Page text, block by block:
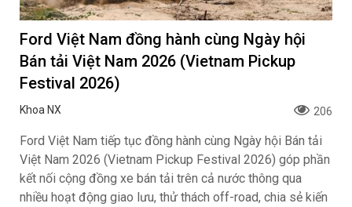
Ford Việt Nam đồng hành cùng Ngày hội
Bán tải Việt Nam 2026 (Vietnam Pickup
Festival 2026)
Khoa NX 206
Ford Việt Nam tiếp tục đồng hành cùng Ngày hội Bán tải
Việt Nam 2026 (Vietnam Pickup Festival 2026) góp phần
kết nối cộng đồng xe bán tải trên cả nước thông qua
nhiều hoạt động giao lưu, thử thách off-road, chia sẻ kiến